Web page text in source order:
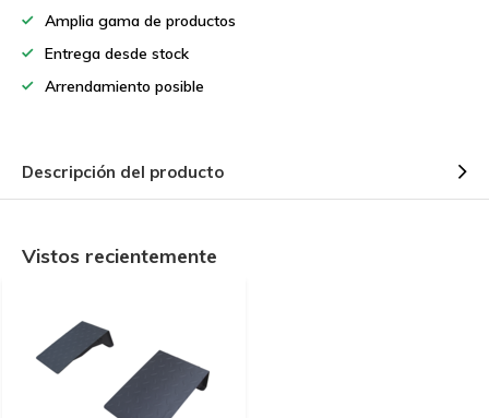
Amplia gama de productos
Entrega desde stock
Arrendamiento posible
Descripción del producto
Vistos recientemente